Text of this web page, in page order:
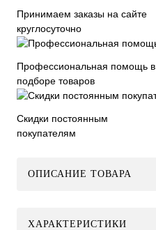
Принимаем заказы на сайте
круглосуточно
Профессиональная помощь в
подборе товаров
Скидки постоянным
покупателям
ОПИСАНИЕ ТОВАРА
ХАРАКТЕРИСТИКИ